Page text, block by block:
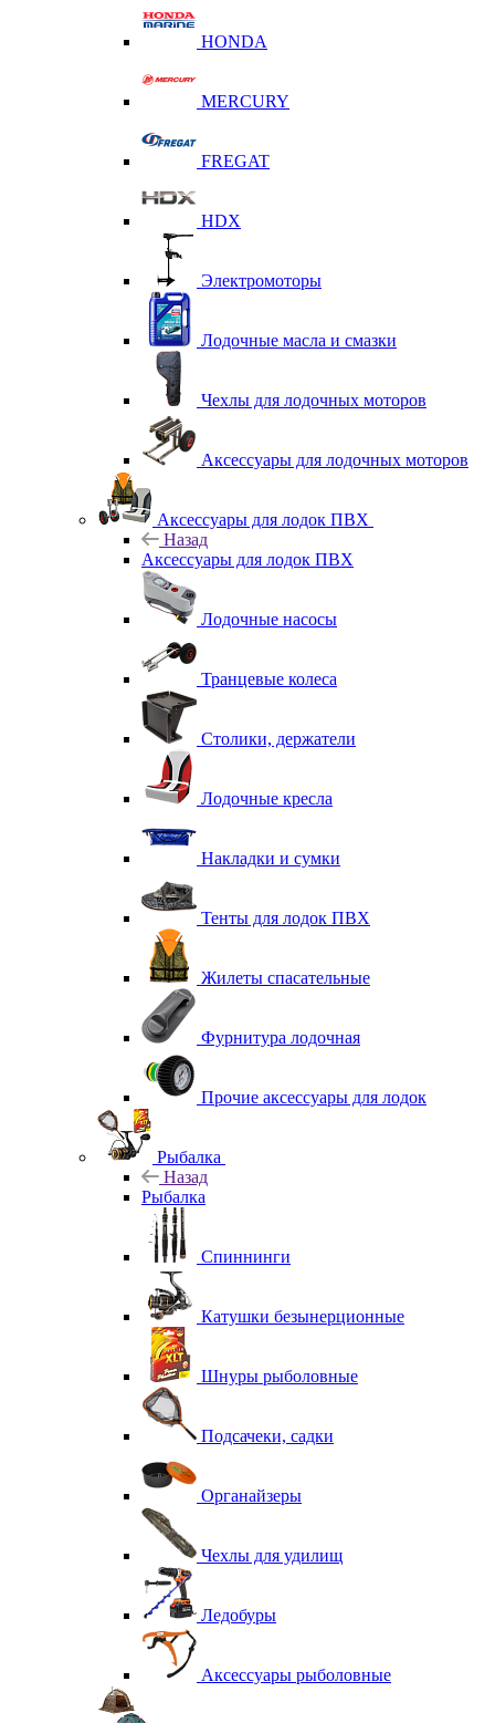
HONDA
MERCURY
FREGAT
HDX
Электромоторы
Лодочные масла и смазки
Чехлы для лодочных моторов
Аксессуары для лодочных моторов
Аксессуары для лодок ПВХ
Назад
Аксессуары для лодок ПВХ
Лодочные насосы
Транцевые колеса
Столики, держатели
Лодочные кресла
Накладки и сумки
Тенты для лодок ПВХ
Жилеты спасательные
Фурнитура лодочная
Прочие аксессуары для лодок
Рыбалка
Назад
Рыбалка
Спиннинги
Катушки безынерционные
Шнуры рыболовные
Подсачеки, садки
Органайзеры
Чехлы для удилищ
Ледобуры
Аксессуары рыболовные